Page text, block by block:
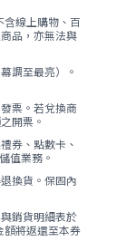
含線上購物、百
品，亦無法與
調至最亮）。
票。若兌換商
開票。
券、點數卡、
值業務。
換貨。保固內
銷貨明細表於
額將返還至本券